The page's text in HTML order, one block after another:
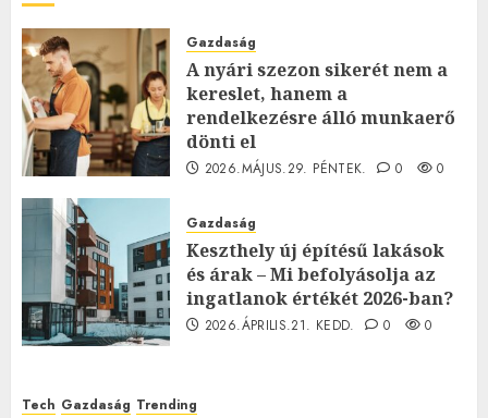
Gazdaság
A nyári szezon sikerét nem a
kereslet, hanem a
rendelkezésre álló munkaerő
dönti el
2026.MÁJUS.29. PÉNTEK. 0 0
Gazdaság
Keszthely új építésű lakások
és árak – Mi befolyásolja az
ingatlanok értékét 2026-ban?
2026.ÁPRILIS.21. KEDD. 0 0
Tech Gazdaság Trending